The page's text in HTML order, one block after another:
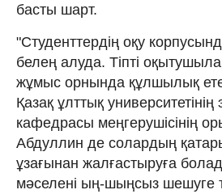
басты шарт.
"Студенттердің оқу
белең алуда. Тіпті
жұмыс орнында құлшылық
Қазақ ұлттық университетінің
кафедрасы меңгерушісінің
Абдуллин де солардың
ұзағынан жалғастыруға
мәселені ың-шыңсыз шешуге